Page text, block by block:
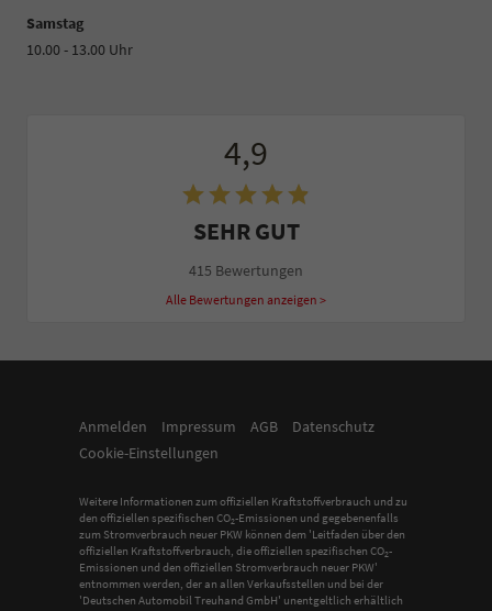
Samstag
10.00 - 13.00 Uhr
4,9
SEHR GUT
415 Bewertungen
Alle Bewertungen anzeigen >
Anmelden Impressum AGB
Datenschutz
Cookie-Einstellungen
Weitere Informationen zum offiziellen Kraftstoffverbrauch und zu
den offiziellen spezifischen CO2-Emissionen und gegebenenfalls
zum Stromverbrauch neuer PKW können dem 'Leitfaden über den
offiziellen Kraftstoffverbrauch, die offiziellen spezifischen CO2-
Emissionen und den offiziellen Stromverbrauch neuer PKW'
entnommen werden, der an allen Verkaufsstellen und bei der
'Deutschen Automobil Treuhand GmbH' unentgeltlich erhältlich